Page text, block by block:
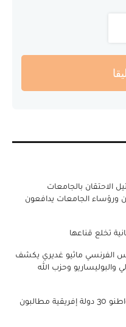
الاحتقان بالجامعات
ورؤساء الجامعات يدافعون
تخلع قناعها
الفرنسي ماثيو غديري يكشف
والبوليساريو وحزب الله
تأشيرة الدخول للولايات المتحدة: مواطنو 30 دولة إفريقية مطالبون